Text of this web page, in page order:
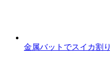
金属バットでスイカ割り